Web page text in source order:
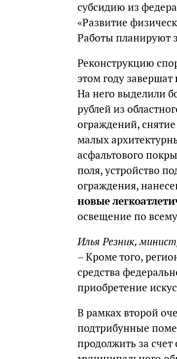
субсидию из
«Развитие
Работы планируют
Реконструкцию
этом году завершат
На него выделили
рублей из
ограждений,
малых
асфальтового
поля, устройство
ограждения,
новые
освещение по
Илья Резник,
– Кроме того,
средства
приобретение
В рамках второй
подтрибунные
продолжить за